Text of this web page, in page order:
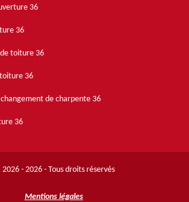
36
36
toiture 36
36
de charpente 36
36
- 2026 - Tous droits réservés
Mentions légales